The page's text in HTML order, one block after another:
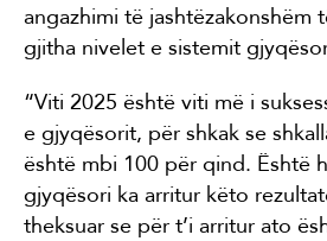
angazhimi të jashtëzakonshëm
gjitha nivelet e sistemit
“Viti 2025 është viti më i
e gjyqësorit, për shkak se
është mbi 100 për qind. Është
gjyqësori ka arritur këto
theksuar se për t’i arritur ato